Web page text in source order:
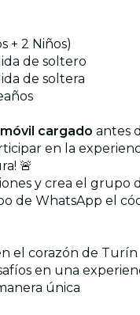
+ 2 Niños)
de soltero
de soltera
móvil cargado antes
en la
🚨
y crea el
de WhatsApp el
el corazón de Turín
en una
única